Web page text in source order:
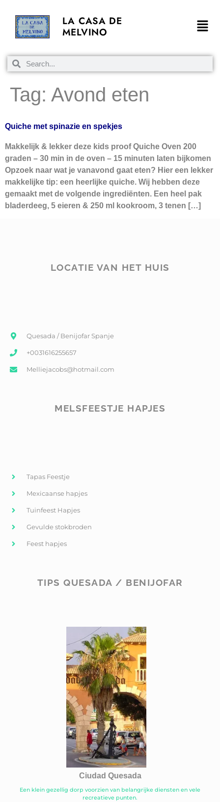
LA CASA DE
MELVINO
Tag: Avond eten
Quiche met spinazie en spekjes
Makkelijk & lekker deze kids proof Quiche Oven 200
graden – 30 min in de oven – 15 minuten laten bijkomen
Opzoek naar wat je vanavond gaat eten? Hier een lekker
makkelijke tip: een heerlijke quiche. Wij hebben deze
gemaakt met de volgende ingrediënten. Een heel pak
bladerdeeg, 5 eieren & 250 ml kookroom, 3 tenen […]
LOCATIE VAN HET HUIS
Quesada / Benijofar Spanje
+0031616255657
Melliejacobs@hotmail.com
MELSFEESTJE HAPJES
Tapas Feestje
Mexicaanse hapjes
Tuinfeest Hapjes
Gevulde stokbroden
Feest hapjes
TIPS QUESADA / BENIJOFAR
Ciudad Quesada
Een klein gezellig dorp voorzien van belangrijke diensten en vele
recreatieve punten.